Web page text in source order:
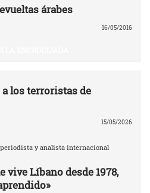
árabes
16/05/2016
los terroristas de
15/05/2026
periodista y analista internacional
vive Líbano desde 1978,